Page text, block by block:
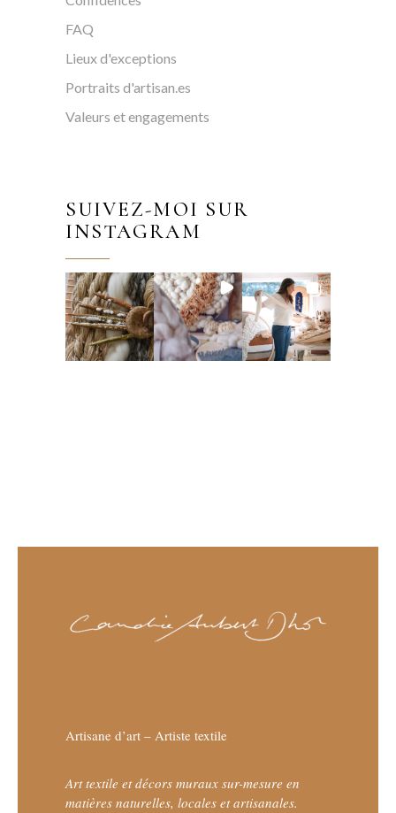
FAQ
Lieux d'exceptions
Portraits d'artisan.es
Valeurs et engagements
SUIVEZ-MOI SUR
INSTAGRAM
Artisane d’art – Artiste textile
Art textile et décors muraux sur-mesure en
matières naturelles, locales et artisanales.